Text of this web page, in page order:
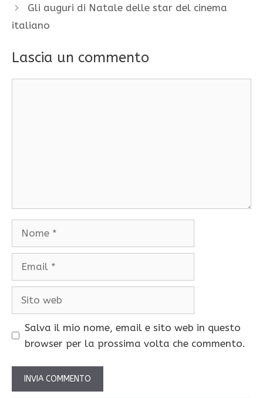
Gli auguri di Natale delle star del cinema
italiano
Lascia un commento
Salva il mio nome, email e sito web in questo
browser per la prossima volta che commento.